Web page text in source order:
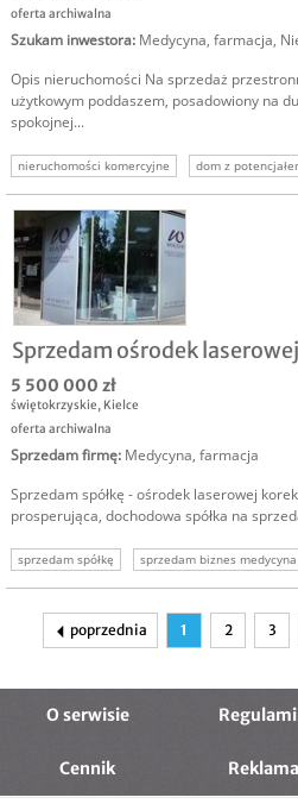
oferta archiwalna
Szukam inwestora: Medycyna, farmacja,
Opis nieruchomości Na sprzedaż
użytkowym poddaszem, posadowiony na
spokojnej...
nieruchomości komercyjne dom z
spokojna okolica
blisko wrocławia dom
Sprzedam ośrodek
5 500 000 zł
świętokrzyskie, Kielce
oferta archiwalna
Sprzedam firmę: Medycyna, farmacja
Sprzedam spółkę - ośrodek laserowej
prosperująca, dochodowa spółka na
sprzedam spółkę sprzedam biznes medycyna
sprzedam firmę medycyna
usługi medyczne
poprzednia 1 2 3
O serwisie
Cennik Reklama